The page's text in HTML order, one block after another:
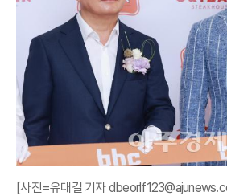
[사진=유대길 기자